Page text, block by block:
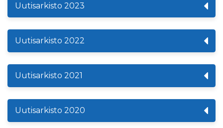
Uutisarkisto 2023
Uutisarkisto 2022
Uutisarkisto 2021
Uutisarkisto 2020